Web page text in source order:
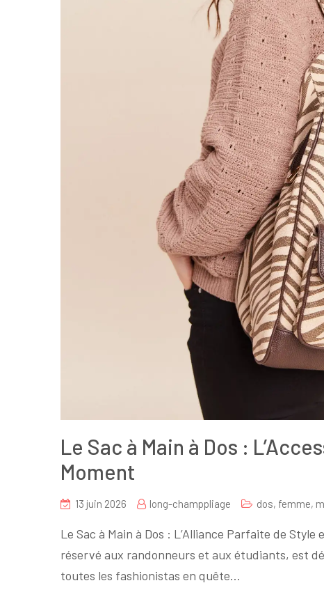
Le Sac à Main à Dos :
Moment
13 juin 2026 long-champpliage dos, femme,
Le Sac à Main à Dos : L’Alliance Parfaite de
réservé aux randonneurs et aux étudiants, est
toutes les fashionistas en quête…